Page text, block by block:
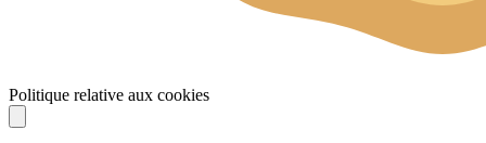
Politique relative aux cookies